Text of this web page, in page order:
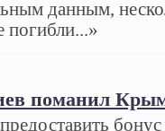
данным,
погибли...»
поманил